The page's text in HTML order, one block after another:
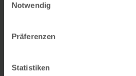
Notwendig
Präferenzen
Statistiken